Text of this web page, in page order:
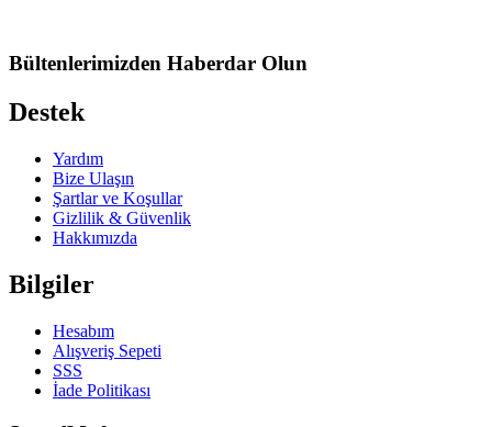
Bültenlerimizden Haberdar Olun
Destek
Yardım
Bize Ulaşın
Şartlar ve Koşullar
Gizlilik & Güvenlik
Hakkımızda
Bilgiler
Hesabım
Alışveriş Sepeti
SSS
İade Politikası